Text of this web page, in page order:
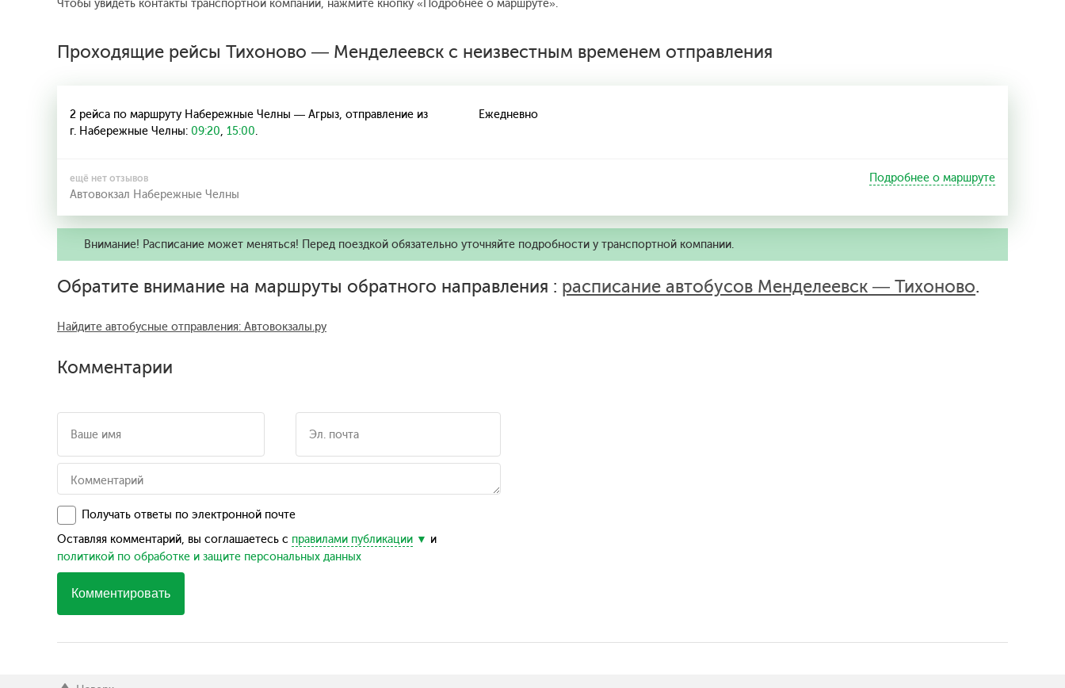
Чтобы увидеть контакты транспортной компании, нажмите кнопку «Подробнее о маршруте».
Проходящие рейсы Тихоново — Менделеевск с неизвестным временем отправления
2 рейса по маршруту Набережные Челны — Агрыз, отправление из
г. Набережные Челны: 09:20, 15:00.
Ежедневно
ещё нет отзывов
Автовокзал Набережные Челны
Подробнее о маршруте
Внимание! Расписание может меняться! Перед поездкой обязательно уточняйте подробности у транспортной компании.
Обратите внимание на маршруты обратного направления : расписание автобусов Менделеевск — Тихоново.
Найдите автобусные отправления: Автовокзалы.ру
Комментарии
Получать ответы по электронной почте
Оставляя комментарий, вы соглашаетесь с правилами публикации
и
политикой по обработке и защите персональных данных
Комментировать